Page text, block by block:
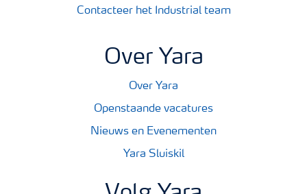
Contacteer het Industrial team
Over Yara
Over Yara
Openstaande vacatures
Nieuws en Evenementen
Yara Sluiskil